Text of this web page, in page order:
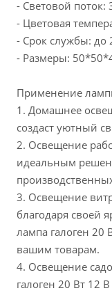
- Световой поток:
- Цветовая
- Срок службы: до
- Размеры:
Применение
1. Домашнее
создаст уютный
2. Освещение
идеальным
3. Освещение
благодаря своей
лампа галоген 20
вашим товарам.
4. Освещение
галоген 20 Вт 12